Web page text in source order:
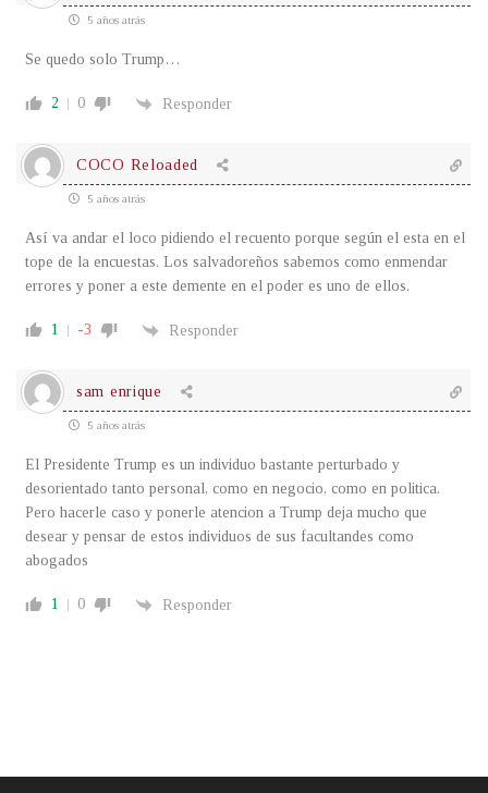
5 años atrás
Se quedo solo Trump…
2 0 Responder
COCO Reloaded
5 años atrás
Así va andar el loco pidiendo el recuento porque según el esta en el
tope de la encuestas. Los salvadoreños sabemos como enmendar
errores y poner a este demente en el poder es uno de ellos.
1 -3 Responder
sam enrique
5 años atrás
El Presidente Trump es un individuo bastante perturbado y
desorientado tanto personal, como en negocio, como en politica.
Pero hacerle caso y ponerle atencion a Trump deja mucho que
desear y pensar de estos individuos de sus facultandes como
abogados
1 0 Responder